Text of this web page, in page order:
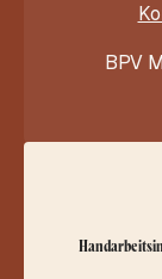
BPV